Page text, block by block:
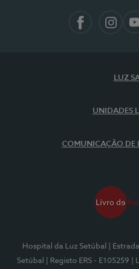
LUZ
UNIDADES
COMUNICAÇÃO DE
Hospital da Luz Setúbal
|
Setúbal
| Registo ERS - E105259
|